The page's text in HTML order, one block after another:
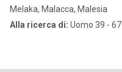
Melaka, Malacca, Malesia
Alla ricerca di: Uomo 39 - 67